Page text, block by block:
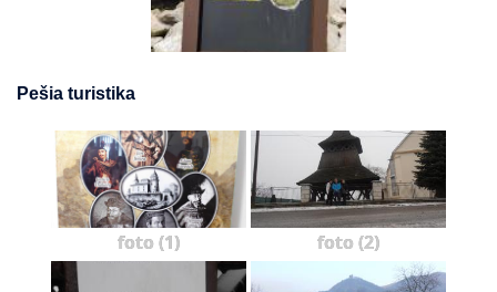
Pešia turistika
foto (1) foto (2)